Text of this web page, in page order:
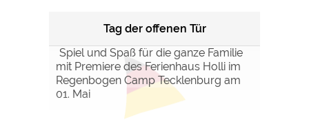
Tag der offenen Tür
Spiel und Spaß für die ganze Familie
mit Premiere des Ferienhaus Holli im
Regenbogen Camp Tecklenburg am
01. Mai
über "COOKIES" geändert werden!